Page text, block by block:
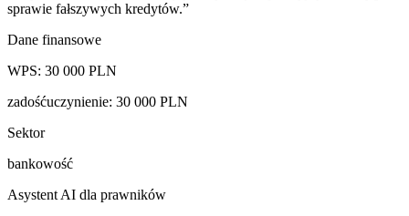
sprawie fałszywych kredytów.”
Dane finansowe
WPS: 30 000 PLN
zadośćuczynienie: 30 000 PLN
Sektor
bankowość
Asystent AI dla prawników